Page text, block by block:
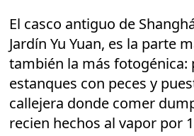
El casco antiguo de
Jardín Yu Yuan, es la parte
también la más fotogénica:
estanques con peces y
callejera donde comer
recien hechos al vapor por